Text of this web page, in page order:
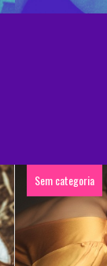
Sem categoria